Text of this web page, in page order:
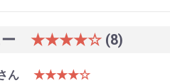
★★★★☆ (8)
ん
★★★★☆